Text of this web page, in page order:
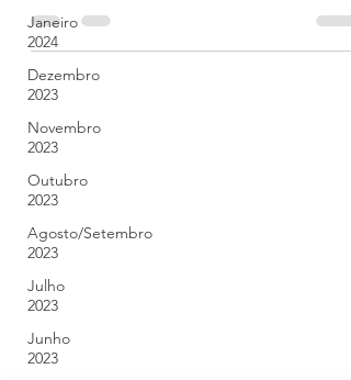
Janeiro
2024
Dezembro
2023
Novembro
2023
Outubro
2023
Agosto/Setembro
2023
Julho
2023
Junho
2023
relevante,